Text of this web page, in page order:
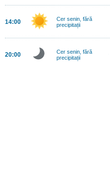
14:00
Cer senin, fără
precipitații
20:00
Cer senin, fără
precipitații